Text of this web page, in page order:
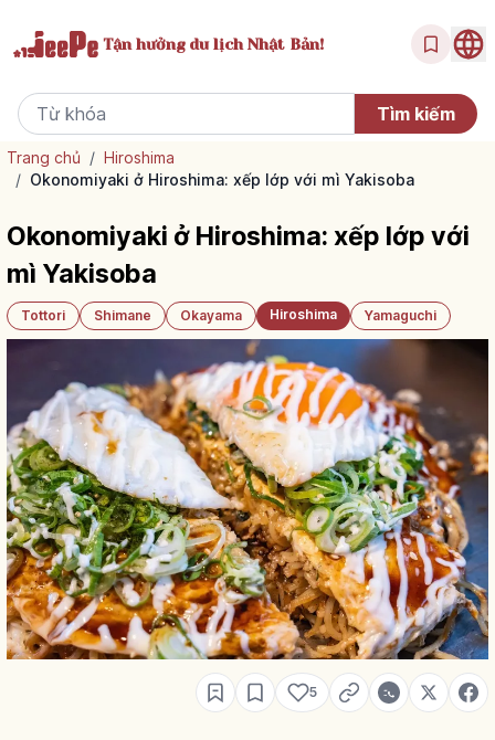
Tận hưởngdu lịch Nhật Bản!
Trang chủ / Hiroshima
/ Okonomiyaki ở Hiroshima: xếp lớp với mì Yakisoba
Okonomiyaki ở Hiroshima: xếp lớp với
mì Yakisoba
Tottori Shimane Okayama Hiroshima Yamaguchi
5